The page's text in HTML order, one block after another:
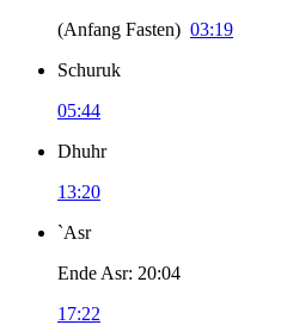
(Anfang Fasten) 03:19
Schuruk
05:44
Dhuhr
13:20
`Asr
Ende Asr: 20:04
17:22